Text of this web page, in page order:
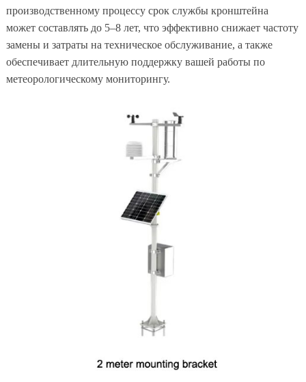
производственному процессу срок службы кронштейна
может составлять до 5–8 лет, что эффективно снижает частоту
замены и затраты на техническое обслуживание, а также
обеспечивает длительную поддержку вашей работы по
метеорологическому мониторингу.